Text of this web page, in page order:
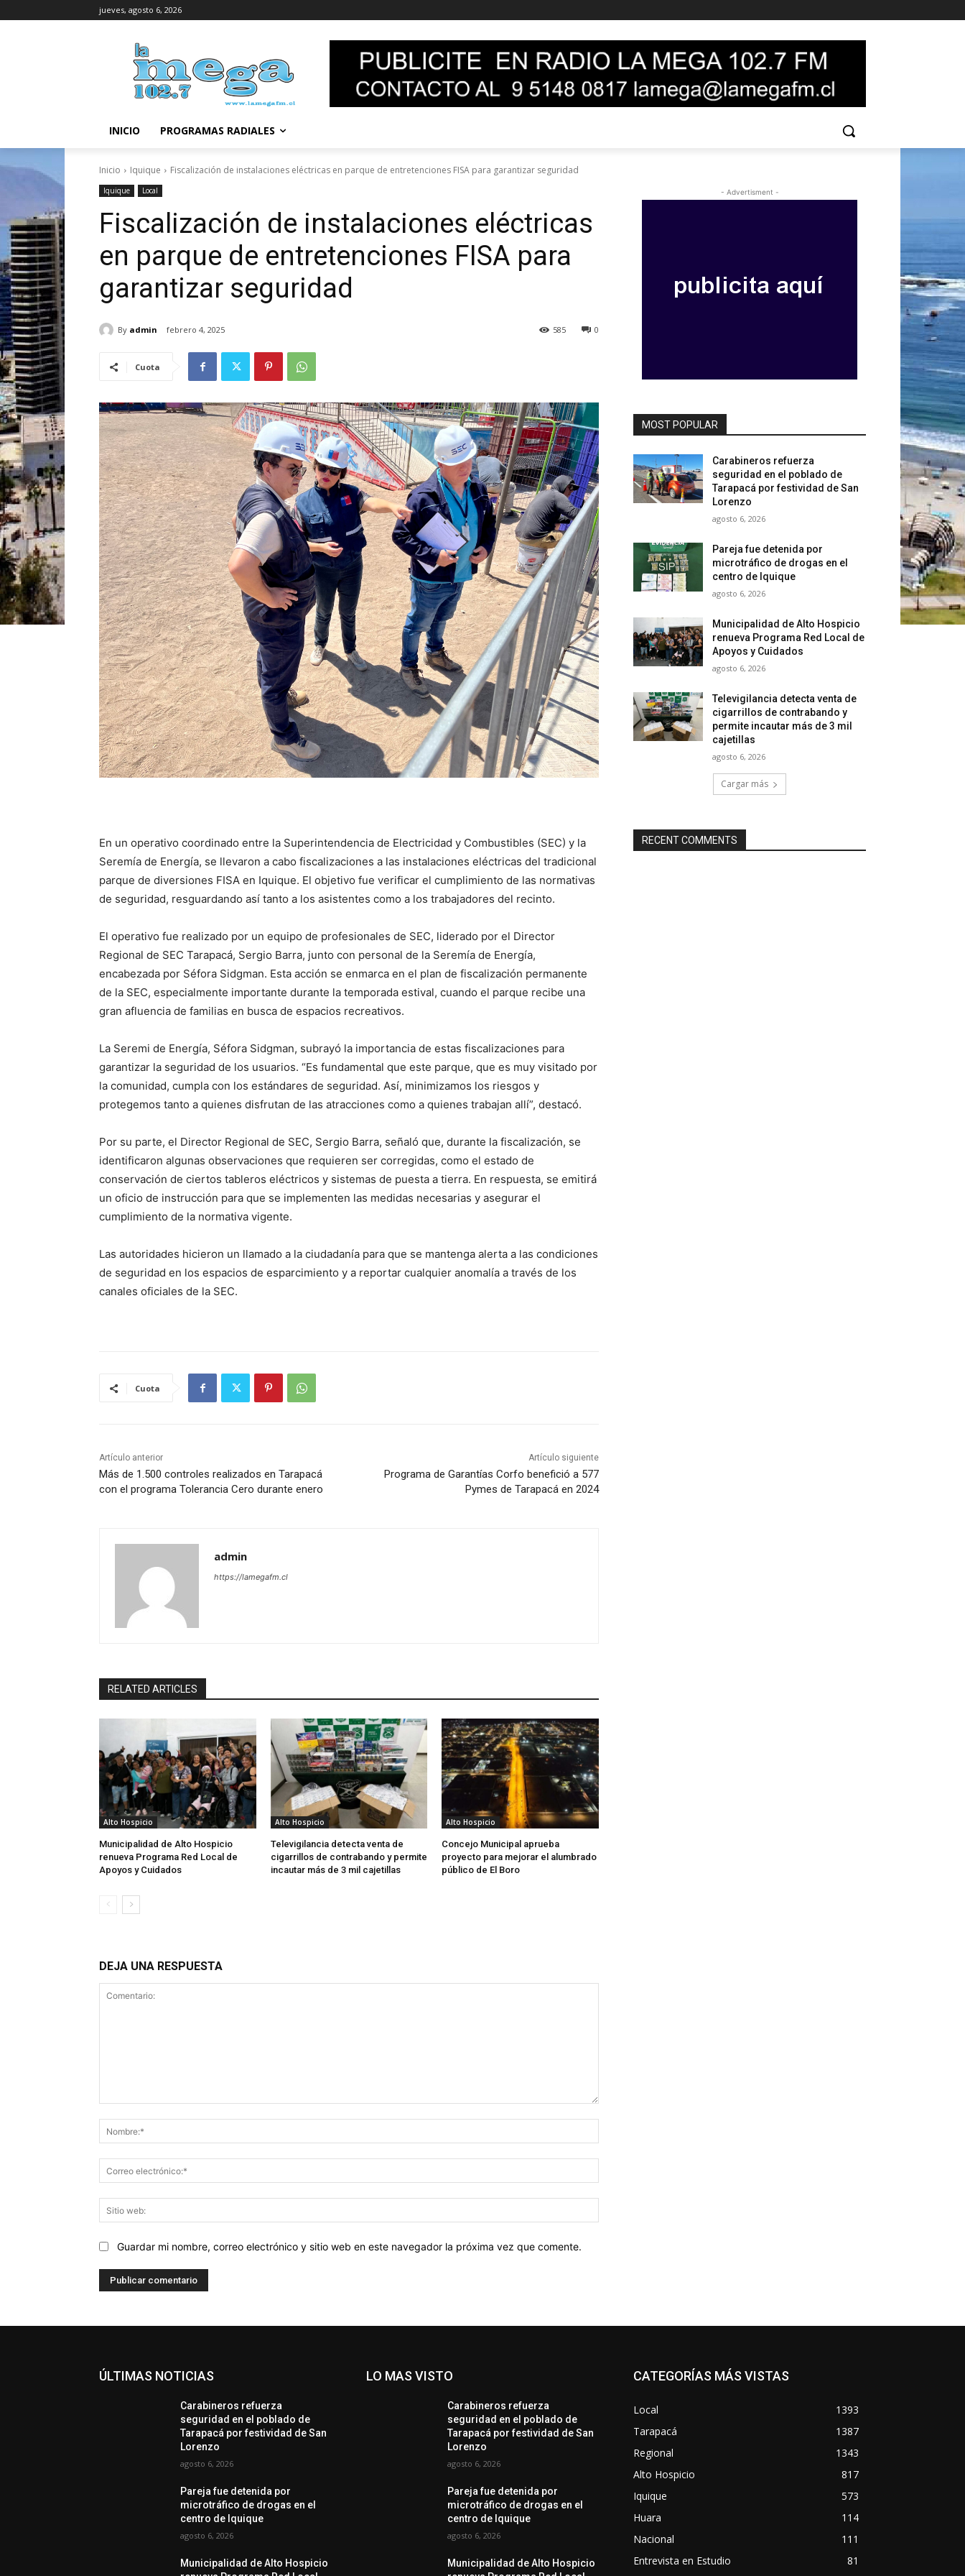
jueves, agosto 6, 2026
INICIO PROGRAMAS RADIALES
Inicio Iquique Fiscalización de instalaciones eléctricas en parque de entretenciones FISA para garantizar seguridad
Iquique Local
Fiscalización de instalaciones eléctricas
en parque de entretenciones FISA para
garantizar seguridad
By admin febrero 4, 2025 0
585
Cuota
En un operativo coordinado entre la Superintendencia de Electricidad y Combustibles (SEC) y la
Seremía de Energía, se llevaron a cabo fiscalizaciones a las instalaciones eléctricas del tradicional
parque de diversiones FISA en Iquique. El objetivo fue verificar el cumplimiento de las normativas
de seguridad, resguardando así tanto a los asistentes como a los trabajadores del recinto.
El operativo fue realizado por un equipo de profesionales de SEC, liderado por el Director
Regional de SEC Tarapacá, Sergio Barra, junto con personal de la Seremía de Energía,
encabezada por Séfora Sidgman. Esta acción se enmarca en el plan de fiscalización permanente
de la SEC, especialmente importante durante la temporada estival, cuando el parque recibe una
gran afluencia de familias en busca de espacios recreativos.
La Seremi de Energía, Séfora Sidgman, subrayó la importancia de estas fiscalizaciones para
garantizar la seguridad de los usuarios. “Es fundamental que este parque, que es muy visitado por
la comunidad, cumpla con los estándares de seguridad. Así, minimizamos los riesgos y
protegemos tanto a quienes disfrutan de las atracciones como a quienes trabajan allí”, destacó.
Por su parte, el Director Regional de SEC, Sergio Barra, señaló que, durante la fiscalización, se
identificaron algunas observaciones que requieren ser corregidas, como el estado de
conservación de ciertos tableros eléctricos y sistemas de puesta a tierra. En respuesta, se emitirá
un oficio de instrucción para que se implementen las medidas necesarias y asegurar el
cumplimiento de la normativa vigente.
Las autoridades hicieron un llamado a la ciudadanía para que se mantenga alerta a las condiciones
de seguridad en los espacios de esparcimiento y a reportar cualquier anomalía a través de los
canales oficiales de la SEC.
Cuota
Artículo anterior
Más de 1.500 controles realizados en Tarapacá
con el programa Tolerancia Cero durante enero
Artículo siguiente
Programa de Garantías Corfo benefició a 577
Pymes de Tarapacá en 2024
admin
https://lamegafm.cl
RELATED ARTICLES
Alto Hospicio
Municipalidad de Alto Hospicio
renueva Programa Red Local de
Apoyos y Cuidados
Alto Hospicio
Televigilancia detecta venta de
cigarrillos de contrabando y permite
incautar más de 3 mil cajetillas
Alto Hospicio
Concejo Municipal aprueba
proyecto para mejorar el alumbrado
público de El Boro
DEJA UNA RESPUESTA
electrónico:*
web:
Guardar mi nombre, correo electrónico y sitio web en este navegador la próxima vez que comente.
- Advertisment -
MOST POPULAR
Carabineros refuerza
seguridad en el poblado de
Tarapacá por festividad de San
Lorenzo
agosto 6, 2026
Pareja fue detenida por
microtráfico de drogas en el
centro de Iquique
agosto 6, 2026
Municipalidad de Alto Hospicio
renueva Programa Red Local de
Apoyos y Cuidados
agosto 6, 2026
Televigilancia detecta venta de
cigarrillos de contrabando y
permite incautar más de 3 mil
cajetillas
agosto 6, 2026
Cargar más
RECENT COMMENTS
ÚLTIMAS NOTICIAS
Carabineros refuerza
seguridad en el poblado de
Tarapacá por festividad de San
Lorenzo
agosto 6, 2026
Pareja fue detenida por
microtráfico de drogas en el
centro de Iquique
agosto 6, 2026
Municipalidad de Alto Hospicio
LO MAS VISTO
Carabineros refuerza
seguridad en el poblado de
Tarapacá por festividad de San
Lorenzo
agosto 6, 2026
Pareja fue detenida por
microtráfico de drogas en el
centro de Iquique
agosto 6, 2026
Municipalidad de Alto Hospicio
CATEGORÍAS MÁS VISTAS
Local
1393
Tarapacá
1387
Regional
1343
Alto Hospicio
817
Iquique
573
Huara
114
Nacional
111
Entrevista en Estudio
81